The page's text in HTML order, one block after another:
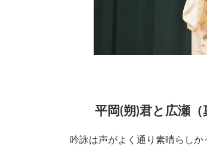
平岡(朔)君と広瀬（
吟詠は声がよく通り素晴らし